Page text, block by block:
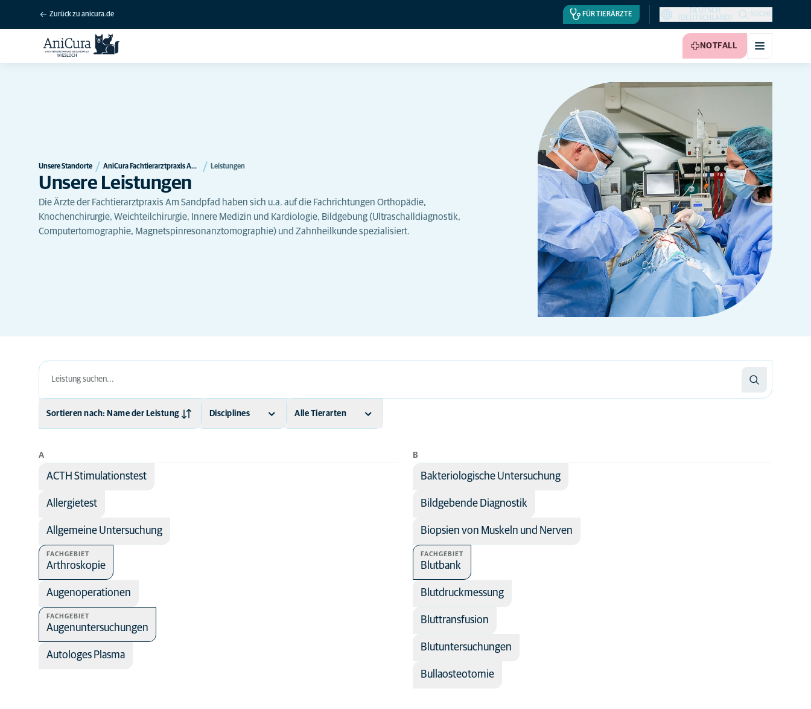
Zurück zu anicura.de FÜR TIERÄRZTE
DEUTSCH
(DEUTSCHLAND)
SUCHE
NOTFALL
Unsere Standorte AniCura Fachtierarztpraxis Am Sandpfad Wiesloch Leistungen
Unsere Leistungen
Die Ärzte der Fachtierarztpraxis Am Sandpfad haben sich u.a. auf die Fachrichtungen Orthopädie,
Knochenchirurgie, Weichteilchirurgie, Innere Medizin und Kardiologie, Bildgebung (Ultraschalldiagnostik,
Computertomographie, Magnetspinresonanztomographie) und Zahnheilkunde spezialisiert.
Sortieren nach: Name der Leistung Disciplines Alle Tierarten
A
ACTH Stimulationstest
Allergietest
Allgemeine Untersuchung
FACHGEBIET
Arthroskopie
Augenoperationen
FACHGEBIET
Augenuntersuchungen
Autologes Plasma
B
Bakteriologische Untersuchung
Bildgebende Diagnostik
Biopsien von Muskeln und Nerven
FACHGEBIET
Blutbank
Blutdruckmessung
Bluttransfusion
Blutuntersuchungen
Bullaosteotomie